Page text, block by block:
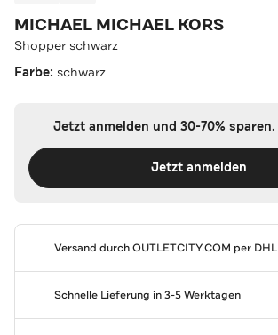
MICHAEL MICHAEL KORS
Shopper schwarz
Farbe: schwarz
Jetzt anmelden und 30-70% sparen.
Jetzt anmelden
Versand durchOUTLETCITY.COM per DHL
Schnelle Lieferung in 3-5 Werktagen